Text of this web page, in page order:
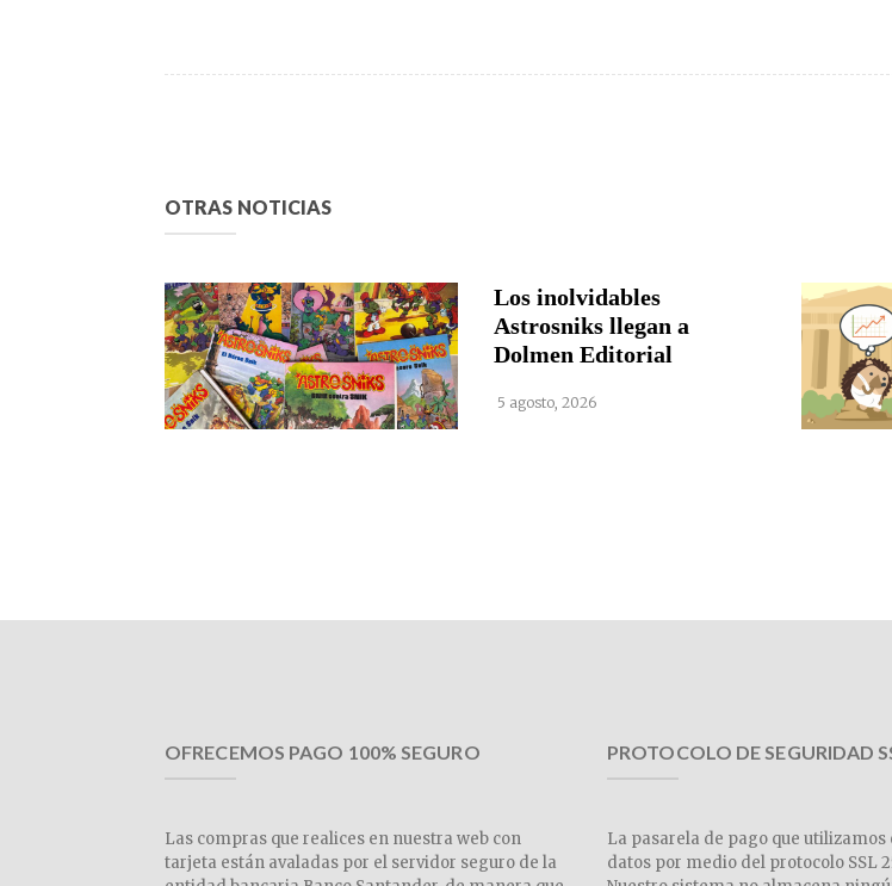
OTRAS NOTICIAS
Los inolvidables
Astrosniks llegan a
Dolmen Editorial
5 agosto, 2026
OFRECEMOS PAGO 100% SEGURO
Las compras que realices en nuestra web con
tarjeta están avaladas por el servidor seguro de la
PROTOCOLO DE SEGURIDAD
La pasarela de pago que
datos por medio del protocolo SSL